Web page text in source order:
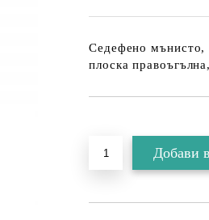
Седефено мънисто,
плоска